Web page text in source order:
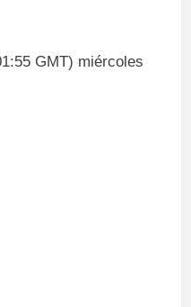
GMT) miércoles